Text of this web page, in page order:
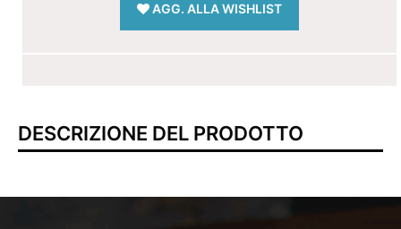
AGG. ALLA WISHLIST
DESCRIZIONE DEL PRODOTTO